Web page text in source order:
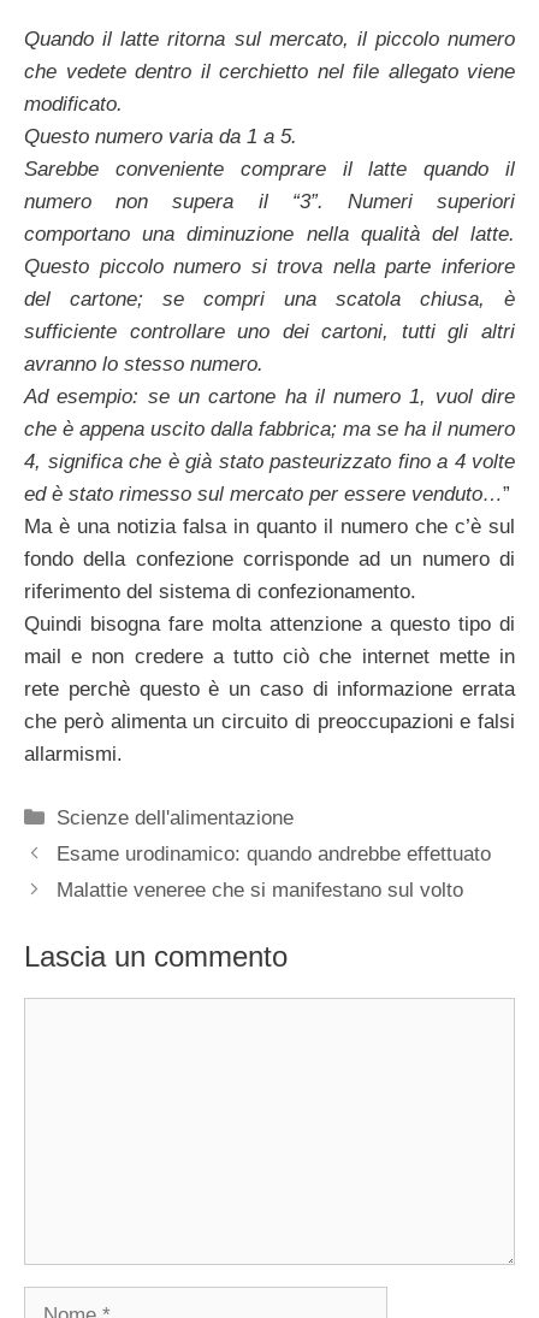
Quando il latte ritorna sul mercato, il piccolo numero
che vedete dentro il cerchietto nel file allegato viene
modificato.
Questo numero varia da 1 a 5.
Sarebbe conveniente comprare il latte quando il
numero non supera il “3”. Numeri superiori
comportano una diminuzione nella qualità del latte.
Questo piccolo numero si trova nella parte inferiore
del cartone; se compri una scatola chiusa, è
sufficiente controllare uno dei cartoni, tutti gli altri
avranno lo stesso numero.
Ad esempio: se un cartone ha il numero 1, vuol dire
che è appena uscito dalla fabbrica; ma se ha il numero
4, significa che è già stato pasteurizzato fino a 4 volte
ed è stato rimesso sul mercato per essere venduto…”
Ma è una notizia falsa in quanto il numero che c’è sul
fondo della confezione corrisponde ad un numero di
riferimento del sistema di confezionamento.
Quindi bisogna fare molta attenzione a questo tipo di
mail e non credere a tutto ciò che internet mette in
rete perchè questo è un caso di informazione errata
che però alimenta un circuito di preoccupazioni e falsi
allarmismi.
Categorie
Scienze dell'alimentazione
Esame urodinamico: quando andrebbe effettuato
Malattie veneree che si manifestano sul volto
Lascia un commento